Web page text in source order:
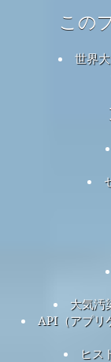
この
世界
大気汚
API（アプリ
ヒス